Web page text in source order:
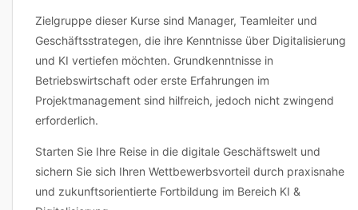
Zielgruppe dieser Kurse sind Manager, Teamleiter und
Geschäftsstrategen, die ihre Kenntnisse über Digitalisierung
und KI vertiefen möchten. Grundkenntnisse in
Betriebswirtschaft oder erste Erfahrungen im
Projektmanagement sind hilfreich, jedoch nicht zwingend
erforderlich.
Starten Sie Ihre Reise in die digitale Geschäftswelt und
sichern Sie sich Ihren Wettbewerbsvorteil durch praxisnahe
und zukunftsorientierte Fortbildung im Bereich KI &